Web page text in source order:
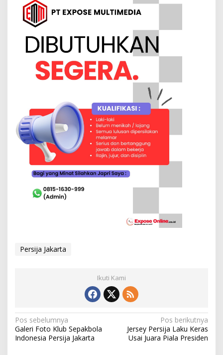
n
Persija Jakarta
Ikuti Kami
N
a
Pos sebelumnya
Galeri Foto Klub Sepakbola
Indonesia Persija Jakarta
Pos berikutnya
Jersey Persija Laku Keras
Usai Juara Piala Presiden